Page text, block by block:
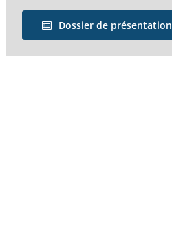
Dossier de présentation